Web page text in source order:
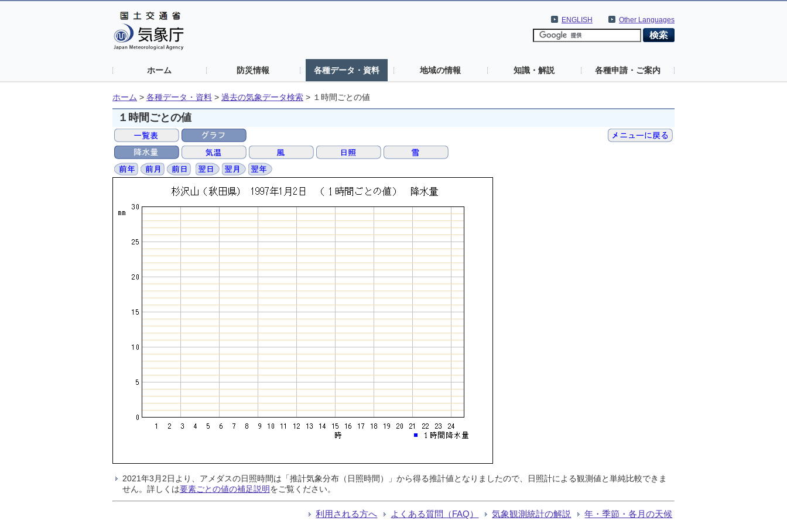
Other Languages
ENGLISH
ホーム 防災情報 各種データ・資料 地域の情報 知識・解説 各種申請・ご案内
ホーム > 各種データ・資料 > 過去の気象データ検索 > １時間ごとの値
１時間ごとの値
2021年3月2日より、アメダスの日照時間は「推計気象分布（日照時間）」から得る推計値となりましたので、日照計による観測値と単純比較できま
せん。詳しくは要素ごとの値の補足説明をご覧ください。
利用される方へ よくある質問（FAQ） 気象観測統計の解説 年・季節・各月の天候